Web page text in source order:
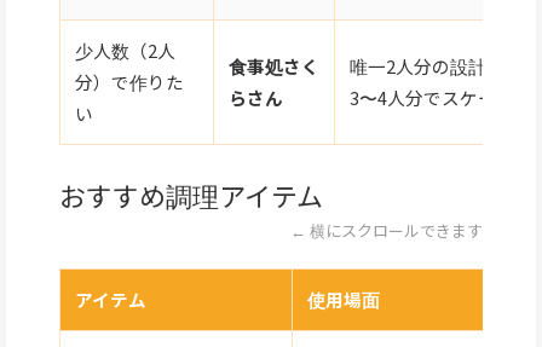
少人数（2人
分）で作りた
い
食事処さく
らさん
唯一2人分の設計。他
3〜4人分でスケールダ
おすすめ調理アイテム
← 横にスクロールできます
アイテム 使用場面